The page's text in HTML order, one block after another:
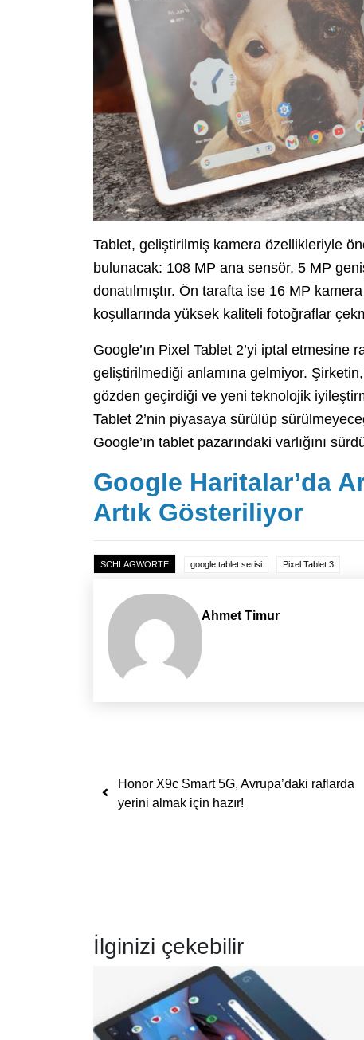
Tablet, geliştirilmiş kamera özellikleriyle
bulunacak: 108 MP ana sensör, 5 MP
donatılmıştır. Ön tarafta ise 16 MP
koşullarında yüksek kaliteli fotoğraflar
Google’ın Pixel Tablet 2’yi iptal etmesine
geliştirilmediği anlamına gelmiyor.
gözden geçirdiği ve yeni teknolojik
Tablet 2’nin piyasaya sürülüp
Google’ın tablet pazarındaki varlığını
Google Haritalar’da
Artık Gösteriliyor
SCHLAGWORTE google tablet serisi Pixel Tablet 3
Ahmet Timur
Yazı dolaşımı
Honor X9c Smart 5G, Avrupa’daki raflarda
yerini almak için hazır!
İlginizi çekebilir